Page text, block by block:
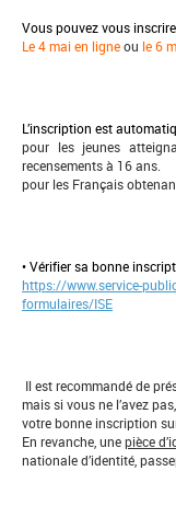
Vous pouvez vous
Le 4 mai en ligneou le 6
L’inscription est
pour les jeunes
recensements à 16 ans.
pour les Français
• Vérifier sa bonne
https://www.service-
formulaires/ISE
Il est recommandé de
mais si vous ne l’avez
votre bonne inscription
En revanche, unepièce
nationale d’identité,